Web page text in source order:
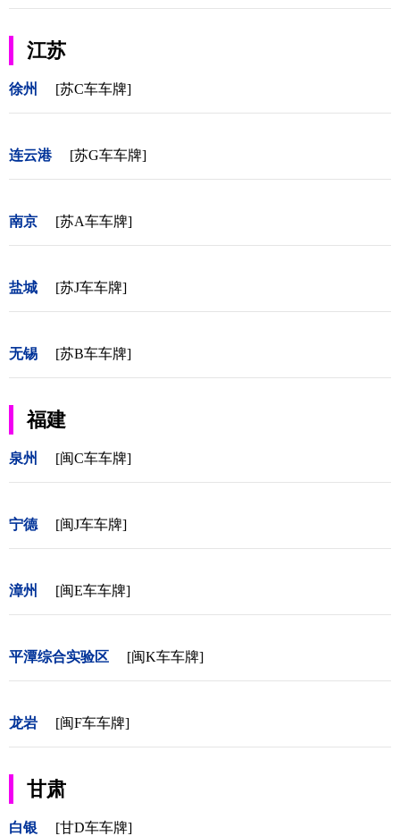
江苏
徐州 [苏C车车牌]
连云港 [苏G车车牌]
南京 [苏A车车牌]
盐城 [苏J车车牌]
无锡 [苏B车车牌]
福建
泉州 [闽C车车牌]
宁德 [闽J车车牌]
漳州 [闽E车车牌]
平潭综合实验区 [闽K车车牌]
龙岩 [闽F车车牌]
甘肃
白银 [甘D车车牌]